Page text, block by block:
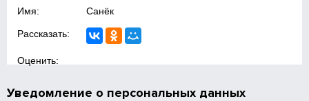
Имя: Санёк
Рассказать:
Оценить:
Уведомление о персональных данных